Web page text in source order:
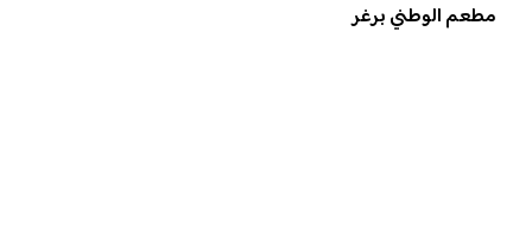
مطعم الوطني برغر